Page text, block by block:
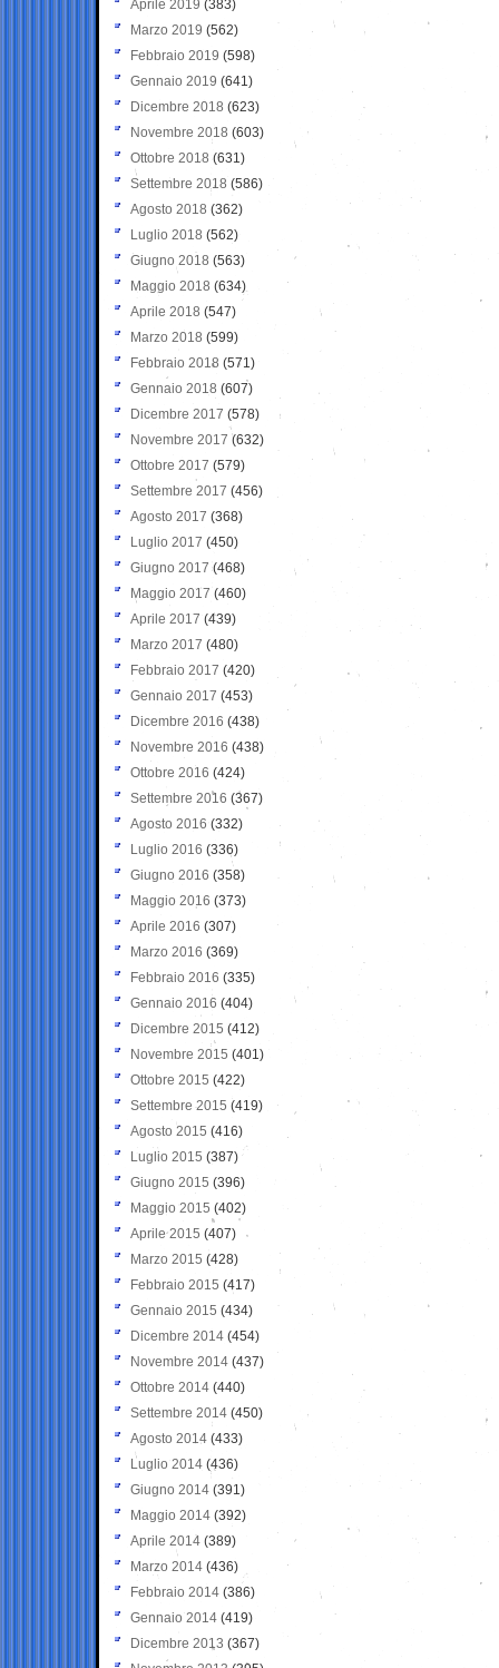
Aprile 2019 (383)
Marzo 2019 (562)
Febbraio 2019 (598)
Gennaio 2019 (641)
Dicembre 2018 (623)
Novembre 2018 (603)
Ottobre 2018 (631)
Settembre 2018 (586)
Agosto 2018 (362)
Luglio 2018 (562)
Giugno 2018 (563)
Maggio 2018 (634)
Aprile 2018 (547)
Marzo 2018 (599)
Febbraio 2018 (571)
Gennaio 2018 (607)
Dicembre 2017 (578)
Novembre 2017 (632)
Ottobre 2017 (579)
Settembre 2017 (456)
Agosto 2017 (368)
Luglio 2017 (450)
Giugno 2017 (468)
Maggio 2017 (460)
Aprile 2017 (439)
Marzo 2017 (480)
Febbraio 2017 (420)
Gennaio 2017 (453)
Dicembre 2016 (438)
Novembre 2016 (438)
Ottobre 2016 (424)
Settembre 2016 (367)
Agosto 2016 (332)
Luglio 2016 (336)
Giugno 2016 (358)
Maggio 2016 (373)
Aprile 2016 (307)
Marzo 2016 (369)
Febbraio 2016 (335)
Gennaio 2016 (404)
Dicembre 2015 (412)
Novembre 2015 (401)
Ottobre 2015 (422)
Settembre 2015 (419)
Agosto 2015 (416)
Luglio 2015 (387)
Giugno 2015 (396)
Maggio 2015 (402)
Aprile 2015 (407)
Marzo 2015 (428)
Febbraio 2015 (417)
Gennaio 2015 (434)
Dicembre 2014 (454)
Novembre 2014 (437)
Ottobre 2014 (440)
Settembre 2014 (450)
Agosto 2014 (433)
Luglio 2014 (436)
Giugno 2014 (391)
Maggio 2014 (392)
Aprile 2014 (389)
Marzo 2014 (436)
Febbraio 2014 (386)
Gennaio 2014 (419)
Dicembre 2013 (367)